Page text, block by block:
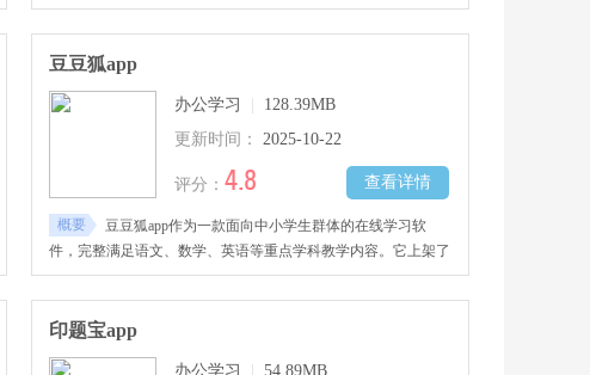
豆豆狐app
办公学习
128.39MB
更新时间：
2025-10-22
查看详情
评分： 4.8
概要
豆豆狐app作为一款面向中小学生群体的在线学习软
件，完整满足语文、数学、英语等重点学科教学内容。它上架了
与现行教材同步的丰富学习资源，配备了针对各科难点的专项训
练功能，这些资源有效辅助学生深入理解，牢固掌握必备知识。
特别关注每位学习者的个体差异，将互动式视频课程、自适应智
印题宝app
办公学习
54.89MB